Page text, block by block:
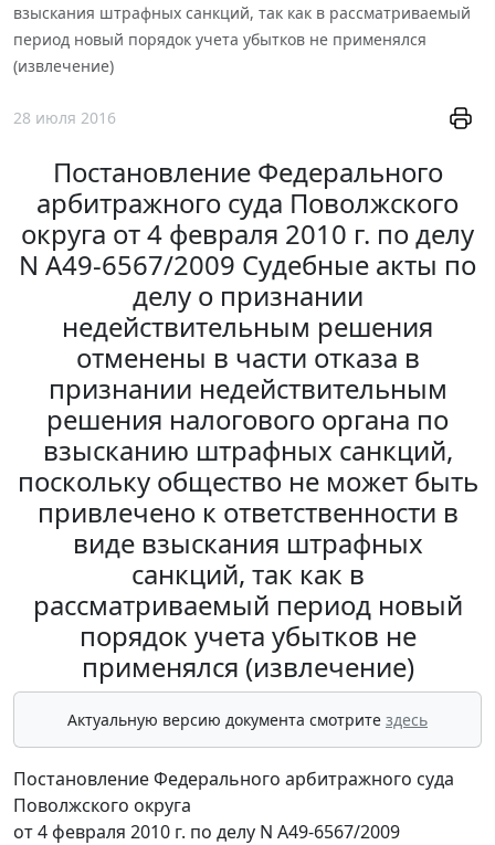
взыскания штрафных санкций, так как в рассматриваемый
период новый порядок учета убытков не применялся
(извлечение)
28 июля 2016
Постановление Федерального
арбитражного суда Поволжского
округа от 4 февраля 2010 г. по делу
N А49-6567/2009 Судебные акты по
делу о признании
недействительным решения
отменены в части отказа в
признании недействительным
решения налогового органа по
взысканию штрафных санкций,
поскольку общество не может быть
привлечено к ответственности в
виде взыскания штрафных
санкций, так как в
рассматриваемый период новый
порядок учета убытков не
применялся (извлечение)
Актуальную версию документа смотрите здесь
Постановление Федерального арбитражного суда
Поволжского округа
от 4 февраля 2010 г. по делу N А49-6567/2009